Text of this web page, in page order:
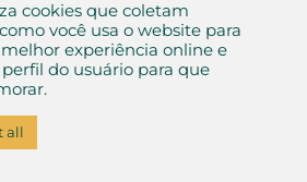
cookies que coletam
você usa o website para
experiência online e
do usuário para que
all